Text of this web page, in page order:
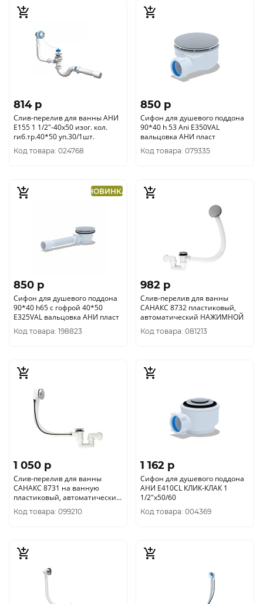
814 p
Слив-перелив для ванны АНИ
Е155 1 1/2"-40х50 изог. кол.
гиб.тр.40*50 уп.30/1шт.
Код товара: 024768
850 p
Сифон для душевого поддона
90*40 h 53 Ani Е350VAL
вальцовка АНИ пласт
Код товара: 079335
НОВИНКА
850 p
Сифон для душевого поддона
90*40 h65 с гофрой 40*50
Е325VAL вальцовка АНИ пласт
Код товара: 198823
982 p
Слив-перелив для ванны
САНАКС 8732 пластиковый,
автоматический НАЖИМНОЙ
Код товара: 081213
1 050 p
Слив-перелив для ванны
САНАКС 8731 на ванную
пластиковый, автоматический
с тросиком
Код товара: 099210
1 162 p
Сифон для душевого поддона
АНИ Е410CL КЛИК-КЛАК 1
1/2"х50/60
Код товара: 004369